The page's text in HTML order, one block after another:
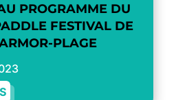
PROGRAMME DU
FESTIVAL DE
PLAGE